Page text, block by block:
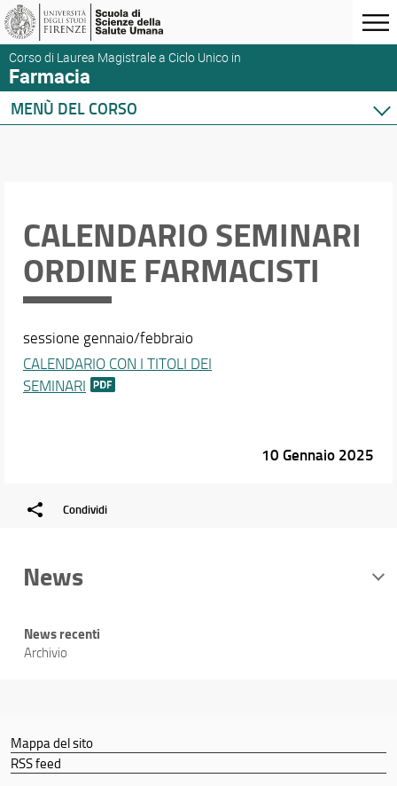
Corso di Laurea Magistrale a Ciclo Unico in
Farmacia
MENÙ DEL CORSO
Orario e calendari
CALENDARIO SEMINARI
ORDINE FARMACISTI
sessione gennaio/febbraio
CALENDARIO CON I TITOLI DEI
SEMINARI
10 Gennaio 2025
Condividi
News
News recenti
Archivio
Mappa del sito
RSS feed